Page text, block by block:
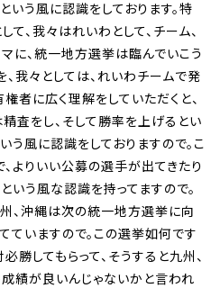
いう風に認識をしております。特
て、我々はれいわとして、チーム、
に、統一地方選挙は臨んでいこう
、我々としては、れいわチームで発
者に広く理解をしていただくと、
査をし、そして勝率を上げるとい
う風に認識をしておりますので。こ
よりいい公募の選手が出てきたり
いう風な認識を持ってますので。
、沖縄は次の統一地方選挙に向
ていますので。この選挙如何です
勝してもらって、そうすると九州、
績が良いんじゃないかと言われ